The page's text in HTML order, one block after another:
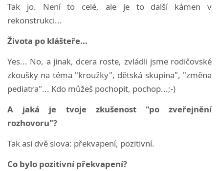
Tak jo. Není to celé, ale je to další kámen v
rekonstrukci...
Života po klášteře...
Yes... No, a jinak, dcera roste, zvládli jsme rodičovské
zkoušky na téma "kroužky", dětská skupina", "změna
pediatra"... Kdo můžeš pochopit, pochop...;-)
A jaká je tvoje zkušenost "po zveřejnění
rozhovoru"?
Tak asi dvě slova: překvapení, pozitivní.
Co bylo pozitivní překvapení?